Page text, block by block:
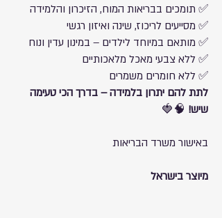
✅ תומכים בבריאות המוח, הזיכרון והלמידה
✅ מסייעים לריכוז, שינה ואיזון רגשי
✅ מותאם במיוחד לילדים – במינון עדין ונוח
✅ ללא צבעי מאכל מלאכותיים
✅ ללא חומרים משמרים
לתת להם יתרון בלמידה – בדרך הכי טעימה
שיש! 🧠🍓
באישור משרד הבריאות
מיוצר בישראל